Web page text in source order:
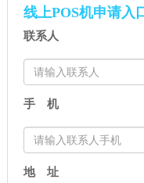
签版吗？与出纸机区别？
线上POS机申请入
联系人
手 机
地 址